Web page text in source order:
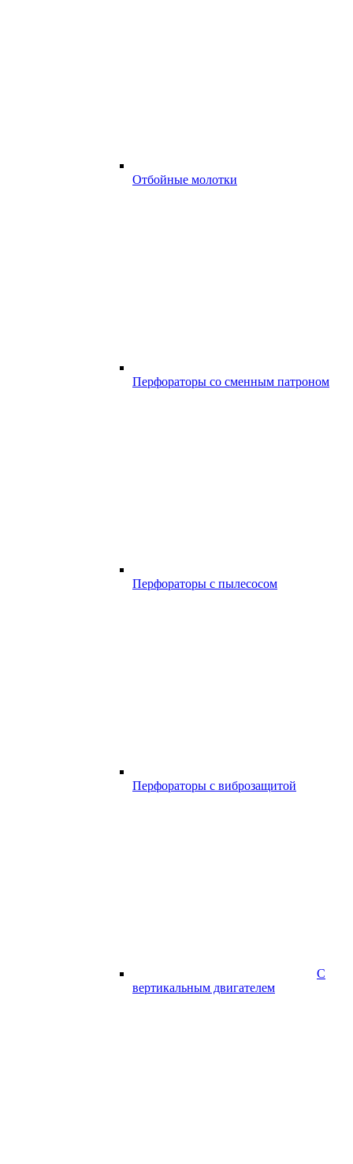
Отбойные молотки
Перфораторы со сменным патроном
Перфораторы с пылесосом
Перфораторы с виброзащитой
С
вертикальным двигателем